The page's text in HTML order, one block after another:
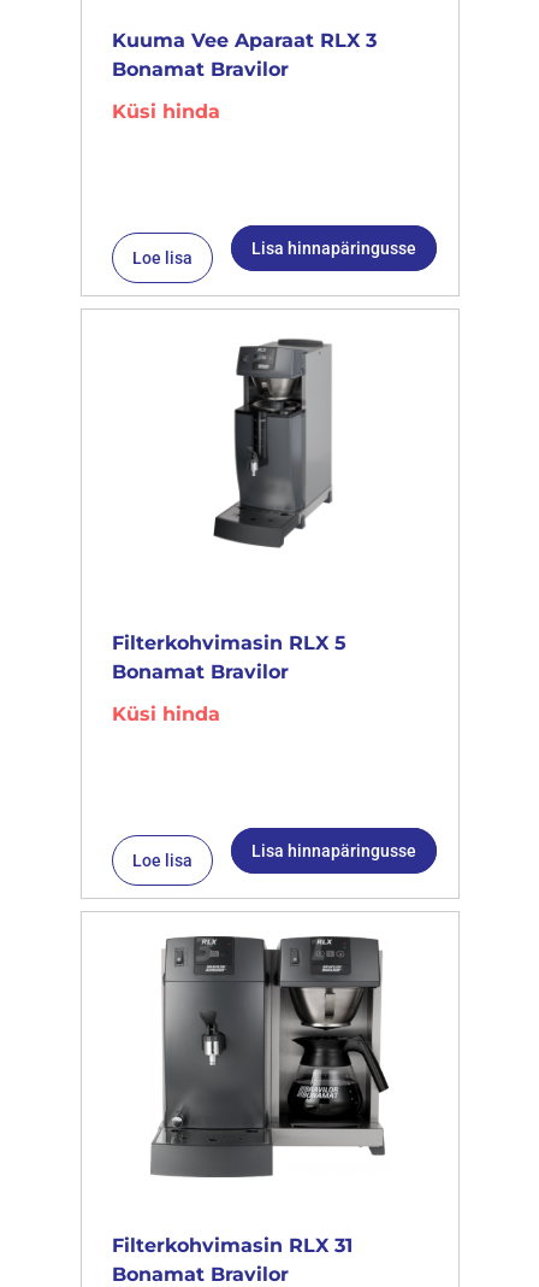
Kuuma Vee Aparaat RLX 3
Bonamat Bravilor
Küsi hinda
Loe lisa Lisa hinnapäringusse
Filterkohvimasin RLX 5
Bonamat Bravilor
Küsi hinda
Loe lisa Lisa hinnapäringusse
Filterkohvimasin RLX 31
Bonamat Bravilor